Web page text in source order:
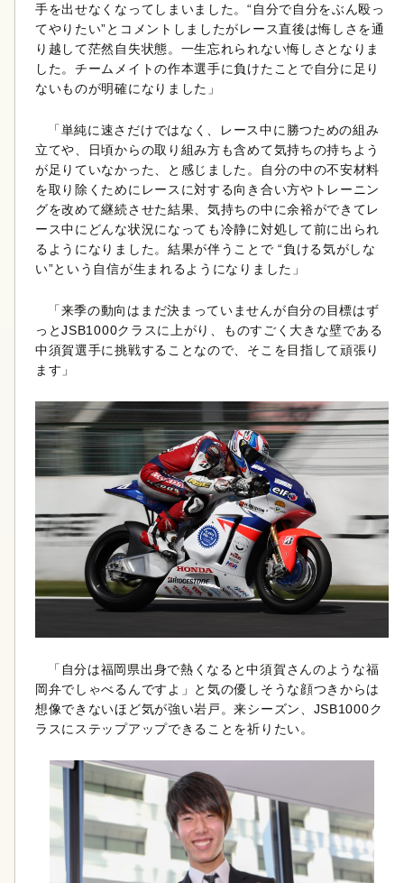
手を出せなくなってしまいました。“自分で自分をぶん殴っ
てやりたい”とコメントしましたがレース直後は悔しさを通
り越して茫然自失状態。一生忘れられない悔しさとなりま
した。チームメイトの作本選手に負けたことで自分に足り
ないものが明確になりました」
「単純に速さだけではなく、レース中に勝つための組み
立てや、日頃からの取り組み方も含めて気持ちの持ちよう
が足りていなかった、と感じました。自分の中の不安材料
を取り除くためにレースに対する向き合い方やトレーニン
グを改めて継続させた結果、気持ちの中に余裕ができてレ
ース中にどんな状況になっても冷静に対処して前に出られ
るようになりました。結果が伴うことで “負ける気がしな
い”という自信が生まれるようになりました」
「来季の動向はまだ決まっていませんが自分の目標はず
っとJSB1000クラスに上がり、ものすごく大きな壁である
中須賀選手に挑戦することなので、そこを目指して頑張り
ます」
「自分は福岡県出身で熱くなると中須賀さんのような福
岡弁でしゃべるんですよ」と気の優しそうな顔つきからは
想像できないほど気が強い岩戸。来シーズン、JSB1000ク
ラスにステップアップできることを祈りたい。